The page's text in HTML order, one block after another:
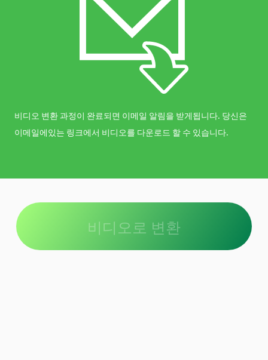
비디오 변환 과정이 완료되면 이메일 알림을 받게됩니다. 당신은
이메일에있는 링크에서 비디오를 다운로드 할 수 있습니다.
비디오로 변환